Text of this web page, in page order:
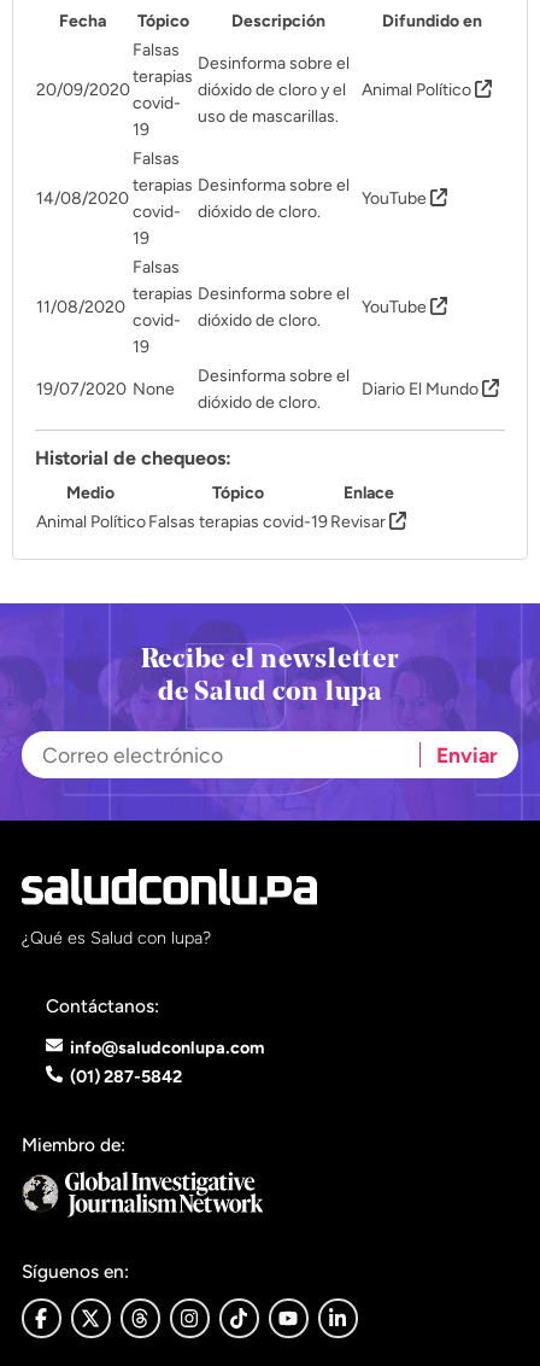
Enviar
Fecha Tópico Descripción Difundido en
20/09/2020
Falsas
terapias
covid-
19
Desinforma sobre el
dióxido de cloro y el
uso de mascarillas.
Animal Político
14/08/2020
Falsas
terapias
covid-
19
Desinforma sobre el
dióxido de cloro.
YouTube
11/08/2020
Falsas
terapias
covid-
19
Desinforma sobre el
dióxido de cloro.
YouTube
19/07/2020 None
Desinforma sobre el
dióxido de cloro.
Diario El Mundo
Historial de chequeos:
Medio Tópico
Enlace
Animal Político Falsas terapias covid-19 Revisar
Recibe el newsletter
de Salud con lupa
¿Qué es Salud con lupa?
Contáctanos:
info@saludconlupa.com
(01) 287-5842
Miembro de:
Síguenos en: